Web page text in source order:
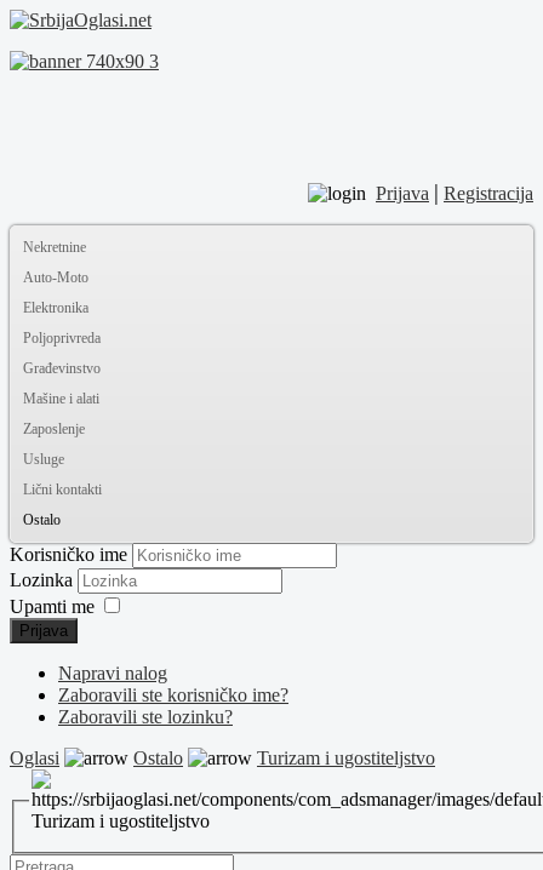
Prijava | Registracija
Nekretnine
Auto-Moto
Elektronika
Poljoprivreda
Građevinstvo
Mašine i alati
Zaposlenje
Usluge
Lični kontakti
Ostalo
Korisničko ime
Lozinka
Upamti me
Prijava
Napravi nalog
Zaboravili ste korisničko ime?
Zaboravili ste lozinku?
Oglasi
Ostalo Turizam i ugostiteljstvo
Turizam i ugostiteljstvo